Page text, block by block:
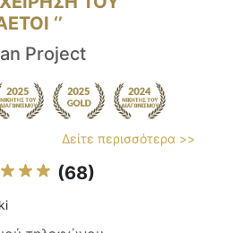
‘’
Project
Δείτε περισσότερα >>
(68)